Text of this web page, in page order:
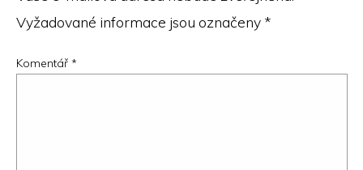
Vyžadované informace jsou označeny *
Komentář *